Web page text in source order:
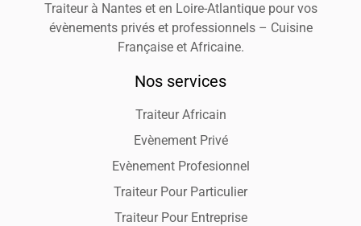
Traiteur à Nantes et en Loire-Atlantique pour vos
évènements privés et professionnels – Cuisine
Française et Africaine.
Nos services
Traiteur Africain
Evènement Privé
Evènement Profesionnel
Traiteur Pour Particulier
Traiteur Pour Entreprise